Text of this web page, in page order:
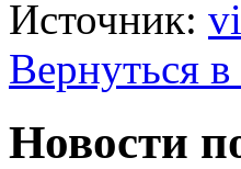
Источник:
Вернуться
Новости